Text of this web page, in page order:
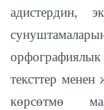
адистердин,
тексттер
көрсөтмө